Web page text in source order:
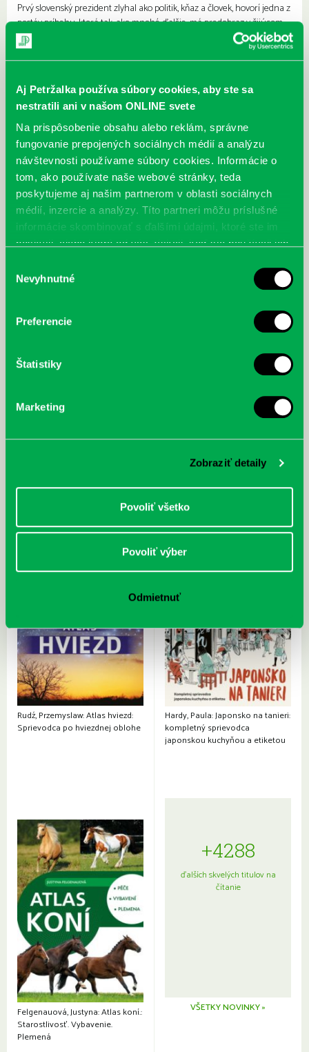
Aj Petržalka používa súbory cookies, aby ste sa
nestratili ani v našom ONLINE svete
Na prispôsobenie obsahu alebo reklám, správne
fungovanie prepojených sociálnych médií a analýzu
návštevnosti používame súbory cookies. Informácie o
tom, ako používate naše webové stránky, teda
poskytujeme aj našim partnerom v oblasti sociálnych
médií, inzercie a analýzy. Títo partneri môžu príslušné
informácie skombinovať s ďalšími údajmi, ktoré ste im
poskytli, alebo ktoré od vás získali, keď ste používali ich
súhlasu
Nevyhnutné
Preferencie
Štatistiky
Marketing
Zobraziť detaily
Povoliť všetko
Povoliť výber
Odmietnuť
Prvý slovenský prezident zlyhal ako politik, kňaz a človek, hovorí jedna z
postáv príbehu, ktorá tak, ako mnohé ďalšie, má predobraz v žijúcom
človeku. Našou najväčšou traumou je, že si to nevládzeme priznať,
dodáva jeho autor. Nie nahlas, pred svetom. Doma, v tichu sme doňho
ešte stále zaľúbení nešťastnou láskou, ktorá nemá šancu byť
opätovaná. A to je zase naše jediné šťastie. Keď jej podľahneme, bude
to to isté ako objatie smrti, dozvedáme sa z tohto románu o láske a
neláske vlasti k svojim ľuďom a o zradných miestach v kolektívnej
pamäti. Román sa opiera o tri zdroje – historickú faktografiu, ústne
podanie a autorskú fikciu.
cyklistu modernej doby:
Rudź, Przemyslaw: Atlas hviezd:
Sprievodca po hviezdnej oblohe
Hardy, Paula: Japonsko na tanieri:
kompletný sprievodca
japonskou kuchyňou a etiketou
Felgenauová, Justyna: Atlas koní.:
Starostlivosť. Vybavenie.
Plemená
+4288
ďalších skvelých titulov na
čítanie
VŠETKY NOVINKY »